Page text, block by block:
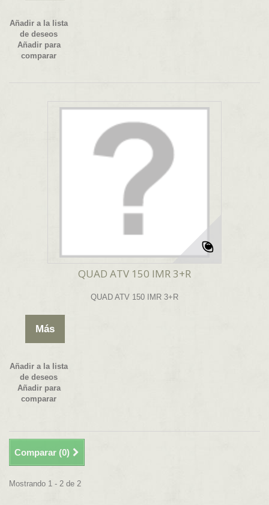
Añadir a la lista
de deseos
Añadir para
comparar
QUAD ATV 150 IMR 3+R
QUAD ATV 150 IMR 3+R
Más
Añadir a la lista
de deseos
Añadir para
comparar
Comparar (0)
Mostrando 1 - 2 de 2